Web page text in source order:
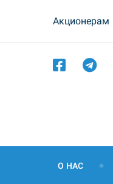
Акционерам
О НАС